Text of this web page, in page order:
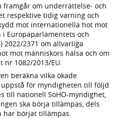
framgår om underrättelse- och
respektive tidig varning och
mot internationella hot mot
i Europaparlamentets och
2022/2371 om allvarliga
mot människors hälsa och om
1082/2013/EU.
beräkna vilka ökade
för myndigheten till följd
till nationell SoHO-myndighet,
ska börja tillämpas, dels
börjat tillämpas.